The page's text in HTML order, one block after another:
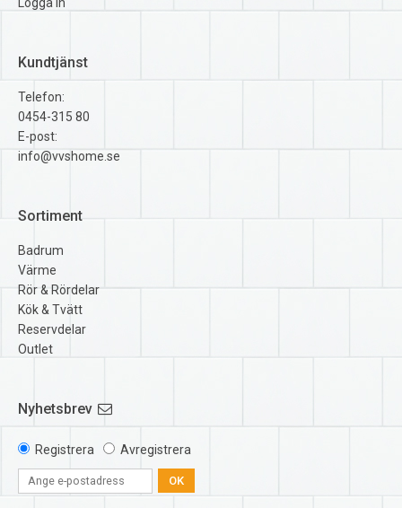
Kundtjänst
Telefon:
0454-315 80
E-post:
info@vvshome.se
Sortiment
Badrum
Värme
Rör & Rördelar
Kök & Tvätt
Reservdelar
Outlet
Nyhetsbrev
Registrera Avregistrera
OK